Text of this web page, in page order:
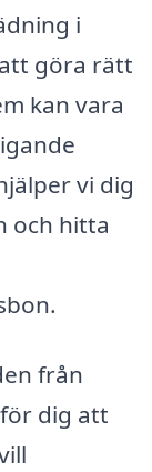
i
göra rätt
kan vara
vi dig
och hitta
från
dig att